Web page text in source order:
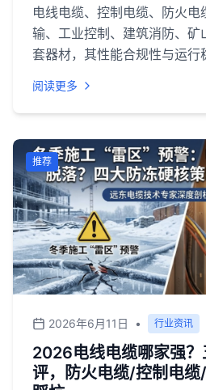
电线电缆、控制电缆、防火
输、工业控制、建筑消防、矿
套器材，其性能合规性与运行
安全标准提升及新能源产业发
种线缆的阻燃、耐火、防爆、
高。行业选型通常面临资质核
定性、本地化服务响应等多重
线缆的技术参数与认证资质存
阅读更多
推荐
2026年6月11日 • 行业资讯
2026电线电缆哪家强
评，防火电缆/控制电